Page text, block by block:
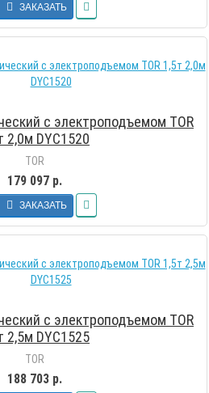
ЗАКАЗАТЬ
с электроподъемом TOR
2,0м DYC1520
TOR
179 097 р.
ЗАКАЗАТЬ
с электроподъемом TOR
2,5м DYC1525
TOR
188 703 р.